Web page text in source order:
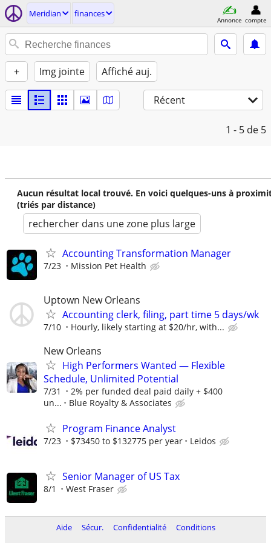
Meridian finances
Annonce compte
+ Img jointe Affiché auj.
Récent
1 - 5 de 5
Aucun résultat local trouvé. En voici quelques-uns à
(triés par distance)
rechercher dans une zone plus large
Accounting Transformation Manager
7/23 Mission Pet Health
Uptown New Orleans
Accounting clerk, filing, part time 5 days/wk
7/10 Hourly, likely starting at $20/hr, with...
New Orleans
High Performers Wanted — Flexible
Schedule, Unlimited Potential
7/31
2% per funded deal paid daily + $400
un...
Blue Royalty & Associates
Program Finance Analyst
7/23 $73450 to $132775 per year Leidos
Senior Manager of US Tax
8/1 West Fraser
Aide Sécur. Confidentialité
Conditions